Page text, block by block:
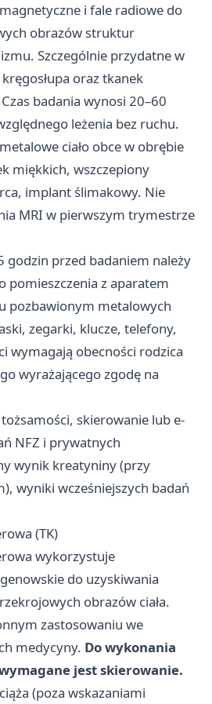
i fale radiowe do
obrazów struktur
Szczególnie przydatne w
oraz tkanek
badania wynosi 20–60
leżenia bez ruchu.
metalowe ciało obce w obrębie
miękkich, wszczepiony
implant ślimakowy. Nie
MRI w pierwszym trymestrze
godzin przed badaniem należy
pomieszczenia z aparatem
pozbawionym metalowych
zegarki, klucze, telefony,
wymagają obecności rodzica
wyrażającego zgodę na
skierowanie lub e-
NFZ i prywatnych
wynik kreatyniny (przy
wyniki wcześniejszych badań
(TK)
wykorzystuje
do uzyskiwania
obrazów ciała.
zastosowaniu we
medycyny. Do wykonania
jest skierowanie.
ciąża (poza wskazaniami